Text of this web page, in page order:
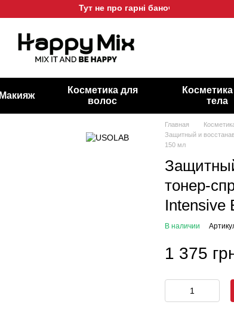
Тут не про гарні баночки, а про гарну
Макияж
Косметика для
волос
тела
Главная
Защитный и
150 мл
тонер-
Intensive
В наличии
1 375